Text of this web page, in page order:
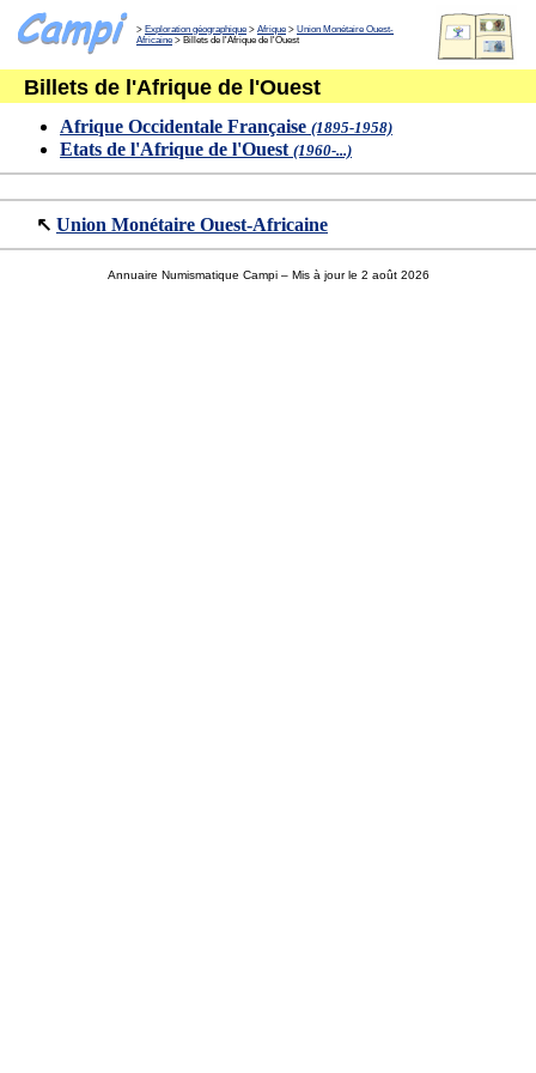
> Exploration géographique > Afrique > Union Monétaire Ouest-
Africaine > Billets de l'Afrique de l'Ouest
Billets de l'Afrique de l'Ouest
Afrique Occidentale Française (1895-1958)
Etats de l'Afrique de l'Ouest (1960-...)
↖ Union Monétaire Ouest-Africaine
Annuaire Numismatique Campi– Mis à jour le 2 août 2026